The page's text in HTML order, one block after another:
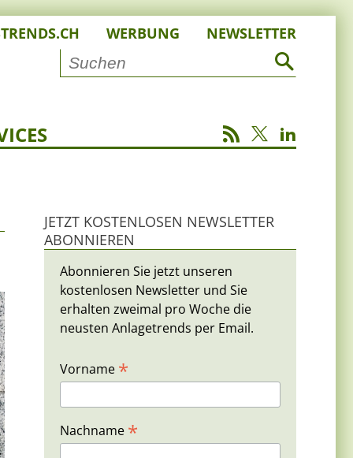
WERBUNG NEWSLETTER
JETZT KOSTENLOSEN NEWSLETTER
ABONNIEREN
Abonnieren Sie jetzt unseren
kostenlosen Newsletter und Sie
erhalten zweimal pro Woche die
neusten Anlagetrends per Email.
Vorname *
Nachname *